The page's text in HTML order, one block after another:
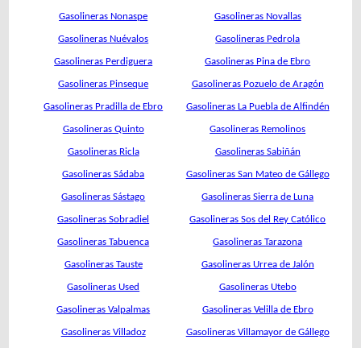
Gasolineras Nonaspe Gasolineras Novallas
Gasolineras Nuévalos Gasolineras Pedrola
Gasolineras Perdiguera Gasolineras Pina de Ebro
Gasolineras Pinseque Gasolineras Pozuelo de Aragón
Gasolineras Pradilla de Ebro Gasolineras La Puebla de Alfindén
Gasolineras Quinto Gasolineras Remolinos
Gasolineras Ricla Gasolineras Sabiñán
Gasolineras Sádaba Gasolineras San Mateo de Gállego
Gasolineras Sástago Gasolineras Sierra de Luna
Gasolineras Sobradiel Gasolineras Sos del Rey Católico
Gasolineras Tabuenca Gasolineras Tarazona
Gasolineras Tauste Gasolineras Urrea de Jalón
Gasolineras Used Gasolineras Utebo
Gasolineras Valpalmas Gasolineras Velilla de Ebro
Gasolineras Villadoz Gasolineras Villamayor de Gállego